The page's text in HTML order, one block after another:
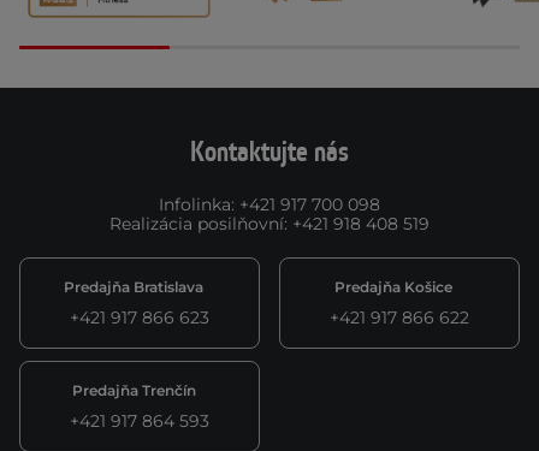
Kontaktujte nás
Infolinka: +421 917 700 098
Realizácia posilňovní: +421 918 408 519
Predajňa Bratislava
+421 917 866 623
Predajňa Košice
+421 917 866 622
Predajňa Trenčín
+421 917 864 593